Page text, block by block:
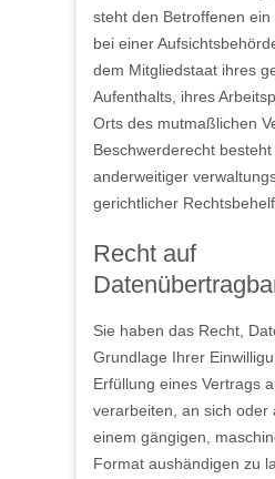
steht den Betroffenen
bei einer
dem Mitgliedstaat ihres
Aufenthalts, ihres
Orts des mutmaßlichen
Beschwerderecht
anderweitiger
gerichtlicher
Recht auf
Sie haben das Recht,
Grundlage Ihrer
Erfüllung eines Vertrags
verarbeiten, an sich oder
einem gängigen,
Format aushändigen zu